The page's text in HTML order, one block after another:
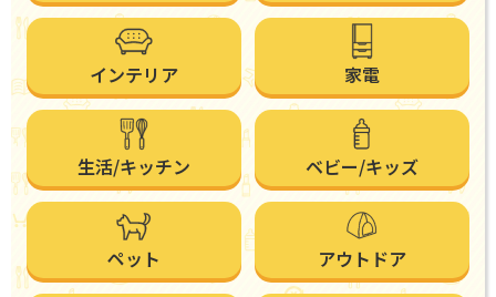
インテリア 家電
生活/キッチン ベビー/キッズ
ペット アウトドア